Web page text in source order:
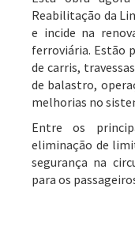
Reabilitação da
e incide na
ferroviária. Estão
de carris,
de balastro,
melhorias no
Entre os
eliminação de
segurança na
para os